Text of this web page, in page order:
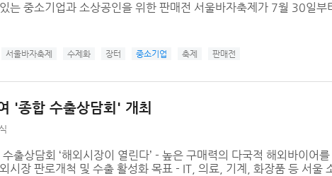
는 중소기업과 소상공인을 위한 판매전 서울바자축제가 7월 30일
서울바자축제 수제화 장터 중소기업 축제 판매전
'종합 수출상담회' 개최
출상담회 ‘해외시장이 열린다’ - 높은 구매력의 다국적 해외바이어
시장 판로개척 및 수출 활성화 목표 - IT, 의료, 기계, 화장품 등 서울